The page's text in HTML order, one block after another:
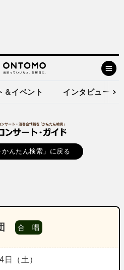
＆イベント インタビュー
んたん検索」に戻る
合 唱
（土）